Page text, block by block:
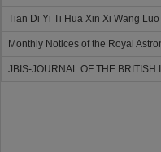
Tian Di Yi Ti Hua Xin Xi Wang Luo
Monthly Notices of the Royal
JBIS-JOURNAL OF THE BRITISH